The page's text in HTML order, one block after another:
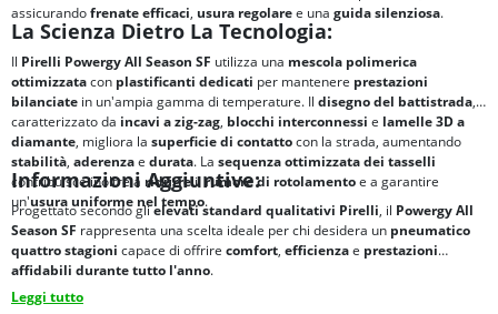
assicurandofrenate efficaci, usura regolaree una guida silenziosa.
La Scienza Dietro La Tecnologia:
Il Pirelli Powergy All Season SF utilizza una mescola polimerica
ottimizzatacon plastificanti dedicati per mantenere prestazioni
bilanciate in un'ampia gamma di temperature. Il disegno del battistrada,
caratterizzato da incavi a zig-zag, blocchi interconnessi e lamelle 3D a
diamante, migliora la superficie di contattocon la strada, aumentando
stabilità, aderenzae durata. La sequenza ottimizzata dei tasselli
contribuisce inoltre a ridurreilrumore di rotolamentoe a garantire
un'usura uniforme nel tempo.
Informazioni Aggiuntive:
Progettato secondo glielevati standard qualitativi Pirelli, il Powergy All
Season SF rappresenta una scelta ideale per chi desidera un pneumatico
quattro stagioni capace di offrire comfort, efficienzae prestazioni
affidabili durante tutto l'anno.
Leggi tutto